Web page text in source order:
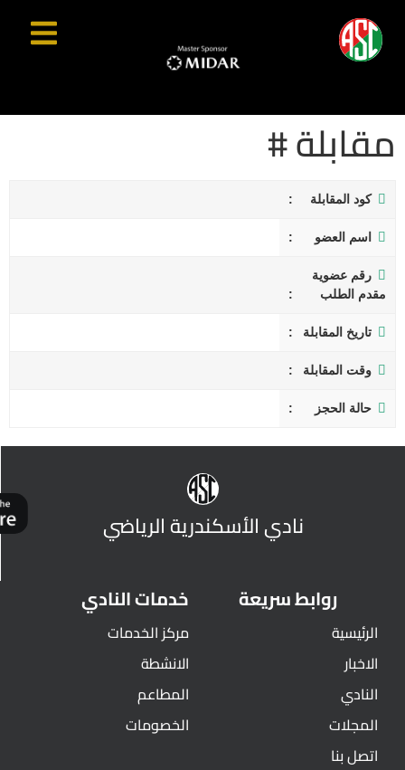
مقابلة #
كود المقابلة
اسم العضو
رقم عضوية
مقدم الطلب
تاريخ المقابلة
وقت المقابلة
حالة الحجز
نادي الأسكندرية الرياضي
روابط سريعة
الرئيسية
الاخبار
النادي
المجلات
اتصل بنا
خدمات النادي
مركز الخدمات
الانشطة
المطاعم
الخصومات